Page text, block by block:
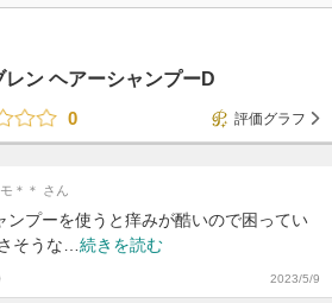
ン ヘアーシャンプーD
0
評価グラフ
＊＊ さん
ンプーを使うと痒みが酷いので困ってい
そうな… 続きを読む
2023/5/9